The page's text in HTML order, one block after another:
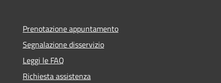
Prenotazione appuntamento
Segnalazione disservizio
Leggi le FAQ
Richiesta assistenza